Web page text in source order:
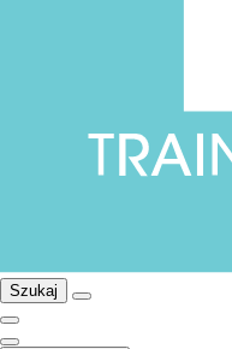
Szukaj